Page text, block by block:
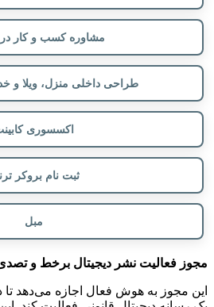
مشاوره کسب و کار در اصفهان
طراحی داخلی منزل، ویلا و خدمات
اکسسوری کابینت
ثبت نام بروکر ترندو
نشر دیجیتال برخط و تصدی رسانه
به هوش فعال اجازه می‌دهد تا در فضای